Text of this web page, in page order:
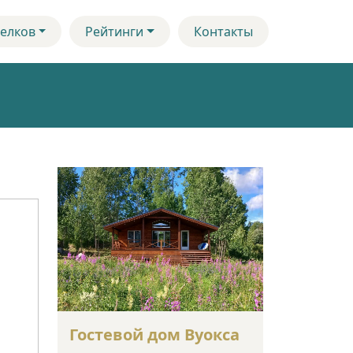
Рейтинги Контакты
Гостевой дом Вуокса